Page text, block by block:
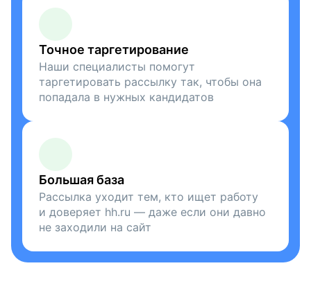
Точное таргетирование
Наши специалисты помогут
таргетировать рассылку так, чтобы она
попадала в нужных кандидатов
Большая база
Рассылка уходит тем, кто ищет работу
и доверяет hh.ru — даже если они давно
не заходили на сайт